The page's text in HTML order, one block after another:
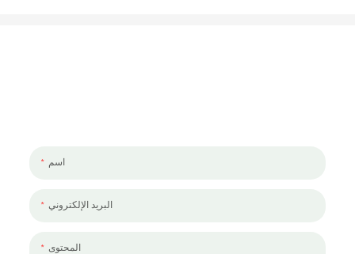
اسم
البريد الإلكتروني
المحتوى